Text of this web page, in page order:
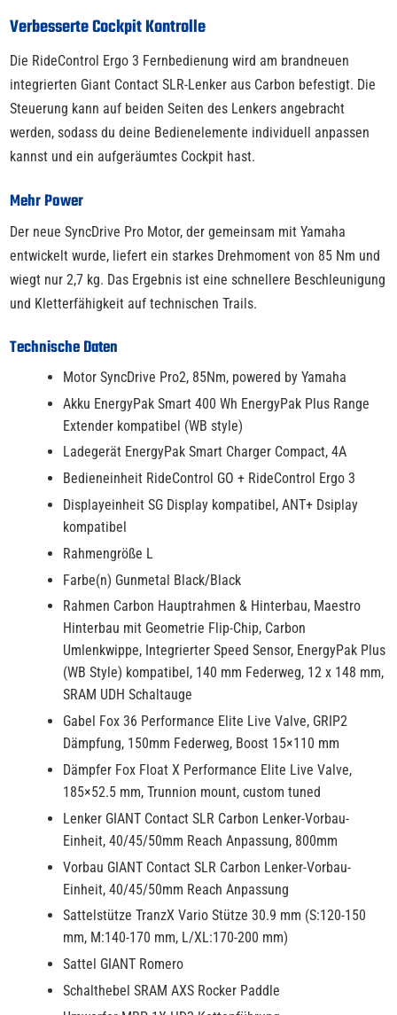
Verbesserte Cockpit Kontrolle
Die RideControl Ergo 3 Fernbedienung wird am brandneuen
integrierten Giant Contact SLR-Lenker aus Carbon befestigt. Die
Steuerung kann auf beiden Seiten des Lenkers angebracht
werden, sodass du deine Bedienelemente individuell anpassen
kannst und ein aufgeräumtes Cockpit hast.
Mehr Power
Der neue SyncDrive Pro Motor, der gemeinsam mit Yamaha
entwickelt wurde, liefert ein starkes Drehmoment von 85 Nm und
wiegt nur 2,7 kg. Das Ergebnis ist eine schnellere Beschleunigung
und Kletterfähigkeit auf technischen Trails.
Technische Daten
Motor SyncDrive Pro2, 85Nm, powered by Yamaha
Akku EnergyPak Smart 400 Wh EnergyPak Plus Range
Extender kompatibel (WB style)
Ladegerät EnergyPak Smart Charger Compact, 4A
Bedieneinheit RideControl GO + RideControl Ergo 3
Displayeinheit SG Display kompatibel, ANT+ Dsiplay
kompatibel
Rahmengröße L
Farbe(n) Gunmetal Black/Black
Rahmen Carbon Hauptrahmen & Hinterbau, Maestro
Hinterbau mit Geometrie Flip-Chip, Carbon
Umlenkwippe, Integrierter Speed Sensor, EnergyPak Plus
(WB Style) kompatibel, 140 mm Federweg, 12 x 148 mm,
SRAM UDH Schaltauge
Gabel Fox 36 Performance Elite Live Valve, GRIP2
Dämpfung, 150mm Federweg, Boost 15×110 mm
Dämpfer Fox Float X Performance Elite Live Valve,
185×52.5 mm, Trunnion mount, custom tuned
Lenker GIANT Contact SLR Carbon Lenker-Vorbau-
Einheit, 40/45/50mm Reach Anpassung, 800mm
Vorbau GIANT Contact SLR Carbon Lenker-Vorbau-
Einheit, 40/45/50mm Reach Anpassung
Sattelstütze TranzX Vario Stütze 30.9 mm (S:120-150
mm, M:140-170 mm, L/XL:170-200 mm)
Sattel GIANT Romero
Schalthebel SRAM AXS Rocker Paddle